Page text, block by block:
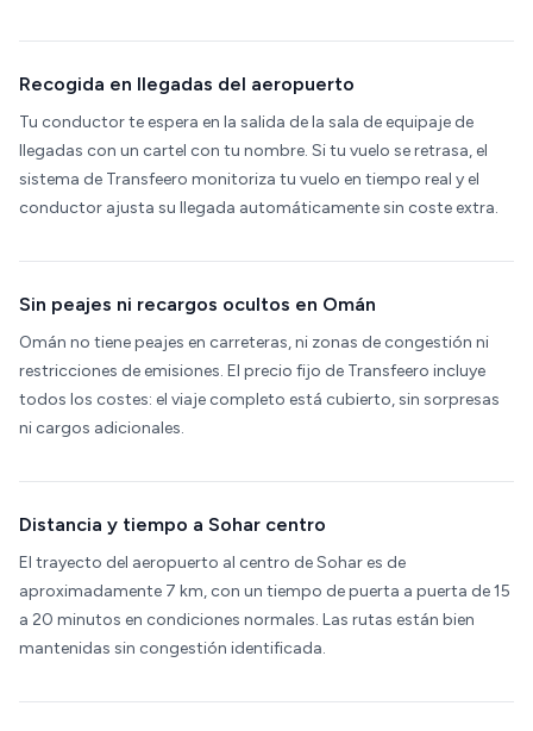
Recogida en llegadas del aeropuerto
Tu conductor te espera en la salida de la sala de equipaje de
llegadas con un cartel con tu nombre. Si tu vuelo se retrasa, el
sistema de Transfeero monitoriza tu vuelo en tiempo real y el
conductor ajusta su llegada automáticamente sin coste extra.
Sin peajes ni recargos ocultos en Omán
Omán no tiene peajes en carreteras, ni zonas de congestión ni
restricciones de emisiones. El precio fijo de Transfeero incluye
todos los costes: el viaje completo está cubierto, sin sorpresas
ni cargos adicionales.
Distancia y tiempo a Sohar centro
El trayecto del aeropuerto al centro de Sohar es de
aproximadamente 7 km, con un tiempo de puerta a puerta de 15
a 20 minutos en condiciones normales. Las rutas están bien
mantenidas sin congestión identificada.